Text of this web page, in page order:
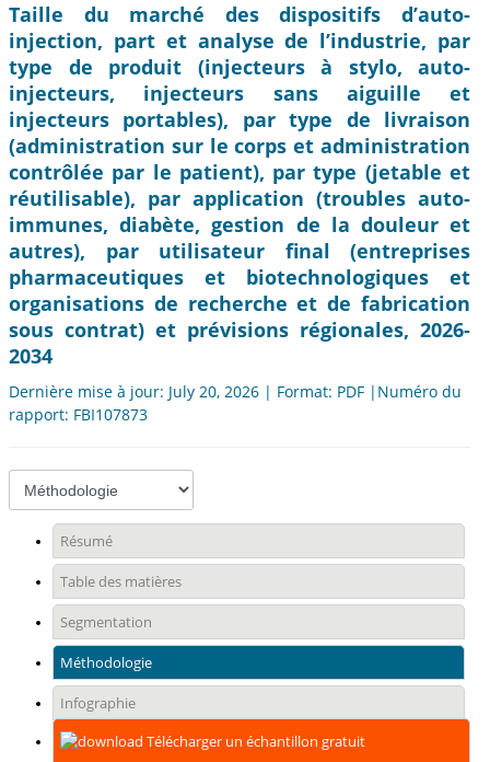
Taille du marché des dispositifs d’auto-
injection, part et analyse de l’industrie, par
type de produit (injecteurs à stylo, auto-
injecteurs, injecteurs sans aiguille et
injecteurs portables), par type de livraison
(administration sur le corps et administration
contrôlée par le patient), par type (jetable et
réutilisable), par application (troubles auto-
immunes, diabète, gestion de la douleur et
autres), par utilisateur final (entreprises
pharmaceutiques et biotechnologiques et
organisations de recherche et de fabrication
sous contrat) et prévisions régionales, 2026-
2034
Dernière mise à jour: July 20, 2026 | Format: PDF |Numéro du
rapport: FBI107873
Résumé
Table des matières
Segmentation
Méthodologie
Infographie
Télécharger un échantillon gratuit